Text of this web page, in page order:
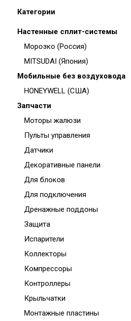
Категории
Настенные сплит-системы
Морозко (Россия)
MITSUDAI (Япония)
Мобильные без воздуховода
HONEYWELL (США)
Запчасти
Моторы жалюзи
Пульты управления
Датчики
Декоративные панели
Для блоков
Для подключения
Дренажные поддоны
Защита
Испарители
Коллекторы
Компрессоры
Контроллеры
Крыльчатки
Монтажные пластины